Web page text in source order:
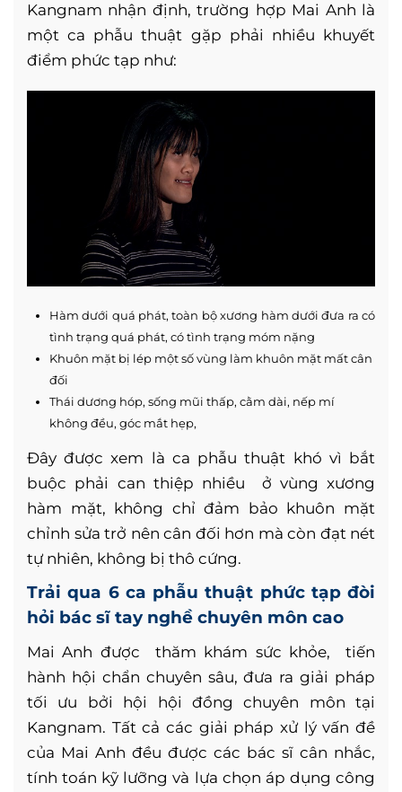
Kangnam nhận định, trường hợp Mai Anh là
một ca phẫu thuật gặp phải nhiều khuyết
điểm phức tạp như:
Hàm dưới quá phát, toàn bộ xương hàm dưới đưa ra có
tình trạng quá phát, có tình trạng móm nặng
Khuôn mặt bị lép một số vùng làm khuôn mặt mất cân
đối
Thái dương hóp, sống mũi thấp, cằm dài, nếp mí
không đều, góc mắt hẹp,
Đây được xem là ca phẫu thuật khó vì bắt
buộc phải can thiệp nhiều ở vùng xương
hàm mặt, không chỉ đảm bảo khuôn mặt
chỉnh sửa trở nên cân đối hơn mà còn đạt nét
tự nhiên, không bị thô cứng.
Trải qua 6 ca phẫu thuật phức tạp đòi
hỏi bác sĩ tay nghề chuyên môn cao
Mai Anh được thăm khám sức khỏe, tiến
hành hội chẩn chuyên sâu, đưa ra giải pháp
tối ưu bởi hội hội đồng chuyên môn tại
Kangnam. Tất cả các giải pháp xử lý vấn đề
của Mai Anh đều được các bác sĩ cân nhắc,
tính toán kỹ lưỡng và lựa chọn áp dụng công